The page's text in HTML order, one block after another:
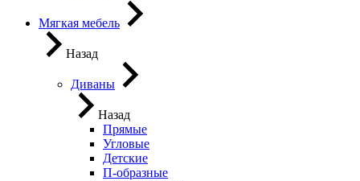
Мягкая мебель
Назад
Диваны
Назад
Прямые
Угловые
Детские
П-образные